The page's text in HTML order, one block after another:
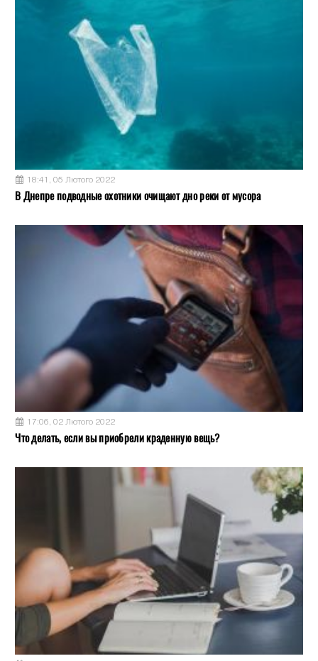
18:41, 05 Лютого 2022
В Днепре подводные охотники очищают дно реки от мусора
17:06, 02 Лютого 2022
Что делать, если вы приобрели краденную вещь?